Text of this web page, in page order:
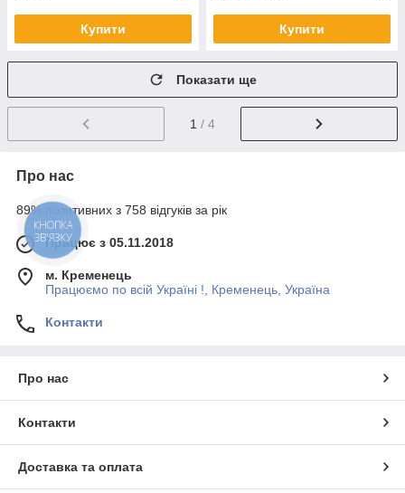
Купити Купити
Показати ще
1 / 4
Про нас
89% позитивних з 758 відгуків за рік
Працює з 05.11.2018
м. Кременець
Працюємо по всій Україні !, Кременець, Україна
Контакти
Про нас
Контакти
Доставка та оплата
КНОПКА
ЗВ'ЯЗКУ